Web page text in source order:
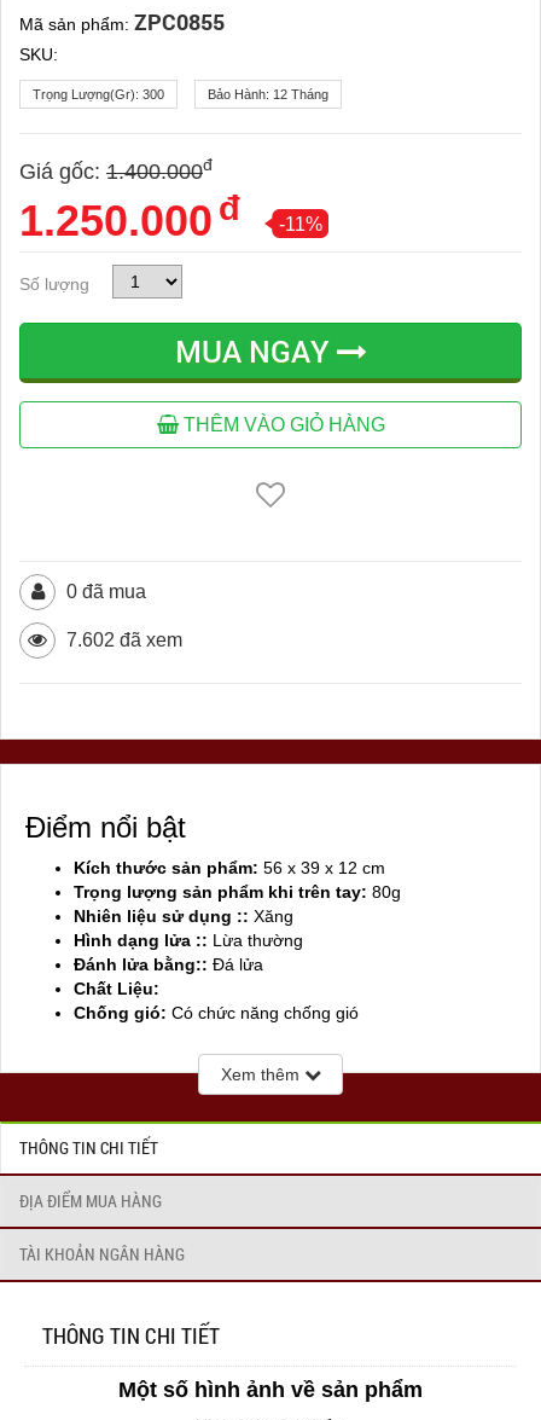
Mã sản phẩm: ZPC0855
SKU:
Trọng Lượng(gr): 300 Bảo Hành: 12 Tháng
Giá gốc: 1.400.000đ
1.250.000 đ -11%
Số lượng
MUA NGAY
THÊM VÀO GIỎ HÀNG
0 đã mua
7.602 đã xem
Điểm nổi bật
Kích thước sản phẩm: 56 x 39 x 12 cm
Trọng lượng sản phẩm khi trên tay: 80g
Nhiên liệu sử dụng :: Xăng
Hình dạng lửa :: Lừa thường
Đánh lửa bằng:: Đá lửa
Chất Liệu:
Chống gió: Có chức năng chống gió
Xem thêm
THÔNG TIN CHI TIẾT
ĐỊA ĐIỂM MUA HÀNG
TÀI KHOẢN NGÂN HÀNG
THÔNG TIN CHI TIẾT
Một số hình ảnh về sản phẩm